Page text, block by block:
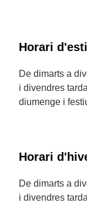
Horari
De dimarts a
i divendres
diumenge i
Horari
De dimarts a
i divendres